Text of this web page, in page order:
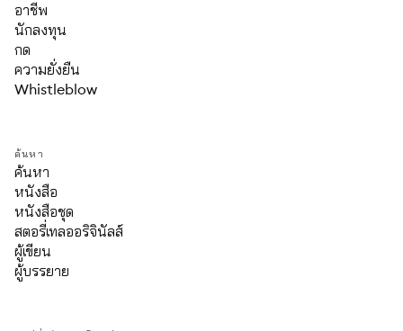
อาชีพ
นักลงทุน
กด
ความยั่งยืน
Whistleblow
ค้นหา
ค้นหา
หนังสือ
หนังสือชุด
สตอรี่เทลออริจินัลส์
ผู้เขียน
ผู้บรรยาย